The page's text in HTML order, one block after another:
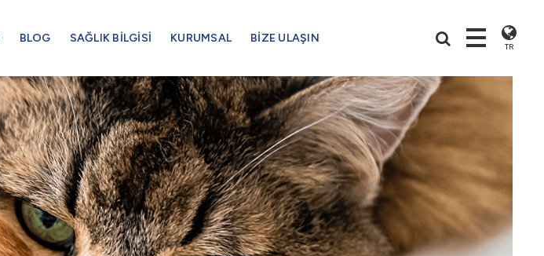
BLOG SAĞLIK BİLGİSİ KURUMSAL BİZE ULAŞIN
TR